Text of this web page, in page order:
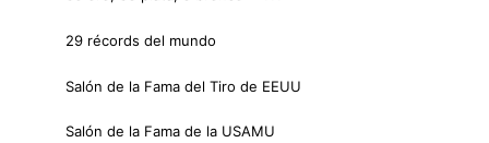
29 récords del mundo
Salón de la Fama del Tiro de EEUU
Salón de la Fama de la USAMU